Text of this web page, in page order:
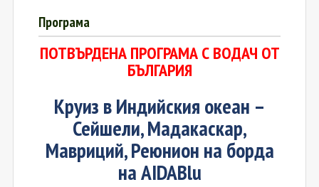
Програма
ПОТВЪРДЕНА ПРОГРАМА С ВОДАЧ ОТ
БЪЛГАРИЯ
Круиз вИндийския океан –
Сейшели, Мадакаскар,
Мавриций, Реюнион на борда
наAIDABlu